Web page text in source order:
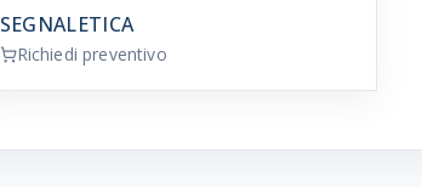
SEGNALETICA
Richiedi preventivo